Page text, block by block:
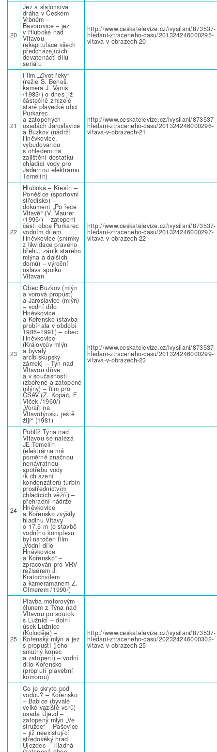
20
Jez a slalomová
dráha v Českém
Vrbném –
Bavorovice – jez
v Hluboké nad
Vltavou –
rekapitulace všech
předcházejících
devatenácti dílů
seriálu
http://www.ceskatelevize.cz/ivysilani/873537-
hledani-ztraceneho-casu/201324246000295-
vltava-v-obrazech-20
21
Film „Život řeky“
(režie S. Beneš,
kamera J. Vaniš
/1983/) o dnes již
částečně zmizelé
staré plavecké obci
Purkarec
a zatopených
osadách Jaroslavice
a Buzkov (nádrží
Hněvkovice,
vybudovanou
s ohledem na
zajištění dostatku
chladicí vody pro
Jadernou elektrárnu
Temelín)
http://www.ceskatelevize.cz/ivysilani/873537-
hledani-ztraceneho-casu/201324246000296-
vltava-v-obrazech-21
22
Hluboká – Křesín –
Poněšice (sportovní
středisko) –
dokument „Po řece
Vltavě“ (V. Maurer
/1995/) – zatopení
části obce Purkarec
vodním dílem
Hněvkovice (snímky
z likvidace pravého
břehu, zánik starého
mlýna a dalších
domů) – výroční
oslava spolku
Vltavan
http://www.ceskatelevize.cz/ivysilani/873537-
hledani-ztraceneho-casu/201324246000297-
vltava-v-obrazech-22
23
Obec Buzkov (mlýn
a vorová propust)
a Jaroslavice (mlýn)
– vodní dílo
Hněvkovice
a Kořensko (stavba
probíhala v období
1986–1991) – obec
Hněvkovice
(Královcův mlýn
a bývalý
arcibiskupský
zámek) – Týn nad
Vltavou dříve
a v současnosti
(zbořené a zatopené
mlýny) – film pro
ČSAV (Z. Kopáč, F.
Vlček /1960/) –
„Voraři na
Vltavotýnsku ještě
žijí“ (1981)
http://www.ceskatelevize.cz/ivysilani/873537-
hledani-ztraceneho-casu/201324246000299-
vltava-v-obrazech-23
24
Poblíž Týna nad
Vltavou se nalézá
JE Temelín
(elektrárna má
poměrně značnou
nenávratnou
spotřebu vody
/k chlazení
kondenzátorů turbín
prostřednictvím
chladicích věží/) –
přehradní nádrže
Hněvkovice
a Kořensko zvýšily
hladinu Vltavy
o 17,5 m (o stavbě
vodního komplexu
byl natočen film
„Vodní dílo
Hněvkovice
a Kořensko“ –
zpracován pro VRV
režisérem J.
Kratochvílem
a kameramanem Z.
Olmerem /1990/)
25
Plavba motorovým
člunem z Týna nad
Vltavou po soutok
s Lužnicí – dolní
úsek Lužnice
(Koloděje) –
Kořenský mlýn a jez
s propustí (jeho
smutný konec
a zatopení) – vodní
dílo Kořensko
(proplutí plavební
komorou)
http://www.ceskatelevize.cz/ivysilani/873537-
hledani-ztraceneho-casu/202324246000302-
vltava-v-obrazech-25
Co je skryto pod
vodou? – Kořensko
– Babice (bývalé
velké vaziště vorů) –
osada Újezd –
zatopený mlýn „Ve
stružce“ – Pašovice
– již neexistující
středověký hrad
Újezdec – Hladná